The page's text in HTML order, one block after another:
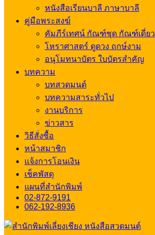
หนังสือเรียนบาลี ภาษาบาลี
คู่มือพระสงฆ์
คัมภีร์เทศน์ กัณฑ์ชุด กัณฑ์เดี่ยว
โหราศาสตร์ ดูดวง ฤกษ์งาม
อนุโมทนาบัตร ใบบัตรสำคัญ
บทความ
บทสวดมนต์
บทความสาระทั่วไป
งานบริการ
ข่าวสาร
วิธีสั่งซื้อ
หน้าสมาชิก
แจ้งการโอนเงิน
เช็คพัสดุ
แผนที่สำนักพิมพ์
02-872-9191
062-192-8936